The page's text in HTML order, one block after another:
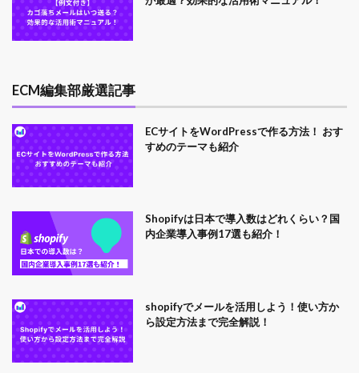
ECM編集部厳選記事
ECサイトをWordPressで作る方法！ おす
すめのテーマも紹介
Shopifyは日本で導入数はどれくらい？国
内企業導入事例17選も紹介！
shopifyでメールを活用しよう！使い方か
ら設定方法まで完全解説！